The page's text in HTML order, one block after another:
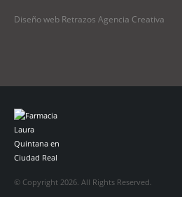
Diseño web Retrazos Agencia Creativa
© Copyright 2026. All Rights Reserved.